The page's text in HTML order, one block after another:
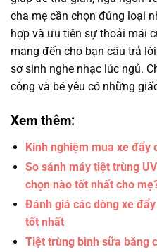
cha mẹ cần chọn đúng loại
hợp và ưu tiên sự thoải mái
mang đến cho bạn câu trả
sơ sinh nghe nhạc lúc ngủ.
công và bé yêu có những
Xem thêm:
Kinh nghiệm mua xe đẩy
So sánh máy tiệt trùng
chọn nào tốt nhất cho
Đánh giá các dòng xe
tốt nhất
Tiệt trùng bình sữa bằng